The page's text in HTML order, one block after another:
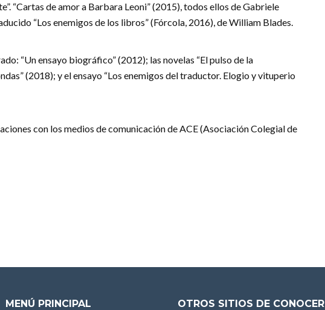
“Cartas de amor a Barbara Leoni” (2015), todos ellos de Gabriele
“Los enemigos de los libros” (Fórcola, 2016), de William Blades.
“Un ensayo biográfico” (2012); las novelas “El pulso de la
(2018); y el ensayo “Los enemigos del traductor. Elogio y vituperio
con los medios de comunicación de ACE (Asociación Colegial de
MENÚ PRINCIPAL OTROS SITIOS DE CONOCER